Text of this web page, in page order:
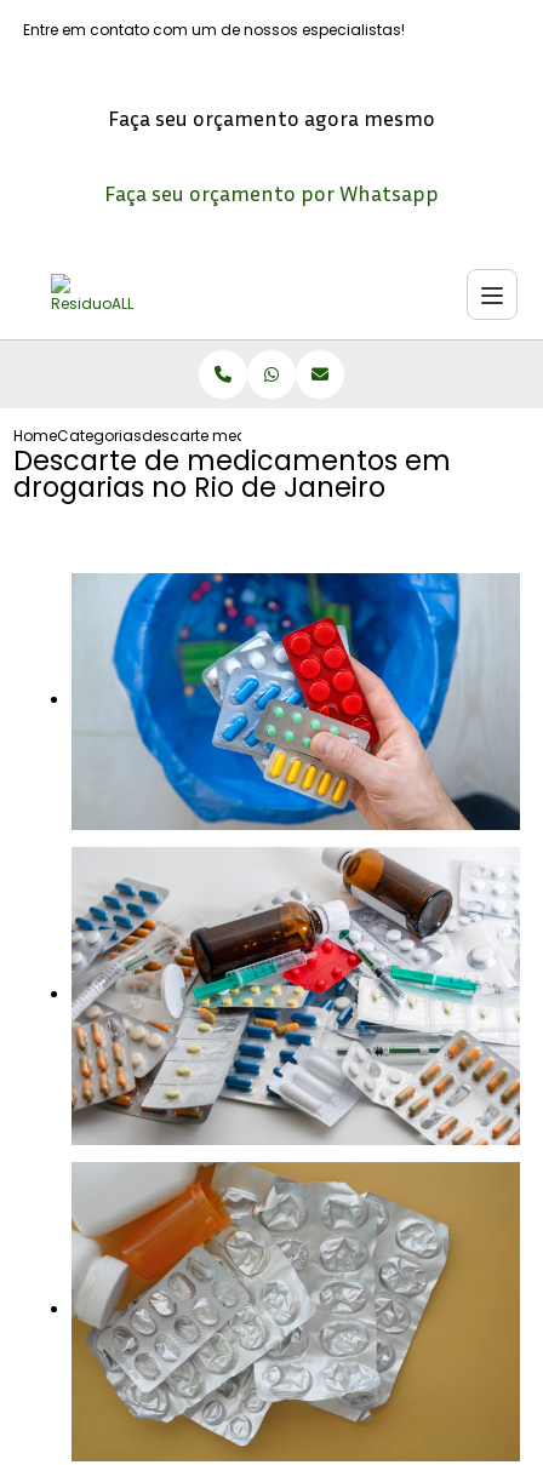
Entre em contato com um de nossos especialistas!
Faça seu orçamento agora mesmo
Faça seu orçamento por Whatsapp
HomeCategoriasdescarte medicamentos drogarias no rio janeiro
Descarte de medicamentos em
drogarias no Rio de Janeiro